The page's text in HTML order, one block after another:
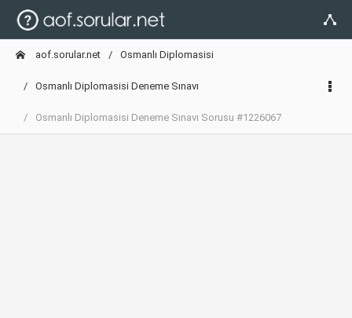
aof.sorular.net Osmanlı Diplomasisi
Osmanlı Diplomasisi Deneme Sınavı
Osmanlı Diplomasisi Deneme Sınavı Sorusu #1226067